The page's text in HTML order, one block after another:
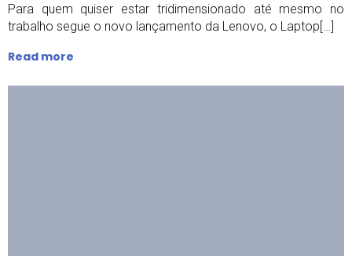
Para quem quiser estar tridimensionado até mesmo no
trabalho segue o novo lançamento da Lenovo, o Laptop[…]
Read more